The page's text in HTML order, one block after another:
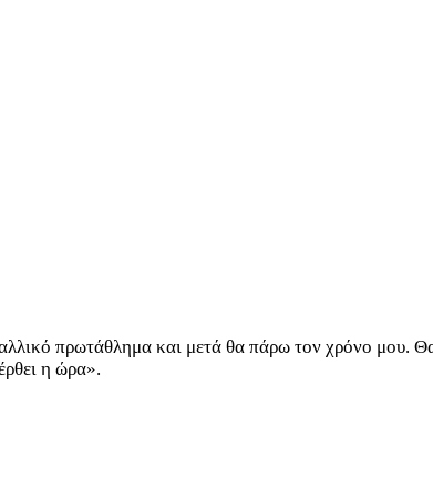
πρωτάθλημα και μετά θα πάρω τον χρόνο μου.
η ώρα».